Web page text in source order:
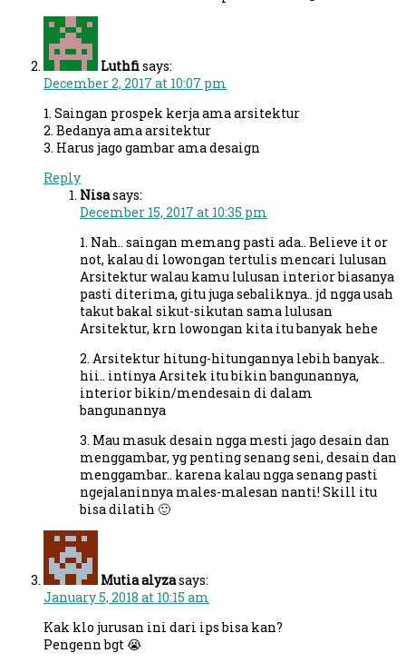
Luthfisays:
December 2, 2017 at 10:07 pm
1. Saingan prospek kerja ama arsitektur
2. Bedanya ama arsitektur
3. Harus jago gambar ama desaign
Reply
Nisasays:
December 15, 2017 at 10:35 pm
1. Nah.. saingan memang pasti ada.. Believe it or
not, kalau di lowongan tertulis mencari lulusan
Arsitektur walau kamu lulusan interior biasanya
pasti diterima, gitu juga sebaliknya.. jd ngga usah
takut bakal sikut-sikutan sama lulusan
Arsitektur, krn lowongan kita itu banyak hehe
2. Arsitektur hitung-hitungannya lebih banyak..
hii.. intinya Arsitek itu bikin bangunannya,
interior bikin/mendesain di dalam
bangunannya
3. Mau masuk desain ngga mesti jago desain dan
menggambar, yg penting senang seni, desain dan
menggambar.. karena kalau ngga senang pasti
ngejalaninnya males-malesan nanti! Skill itu
bisa dilatih 🙂
Mutia alyzasays:
January 5, 2018 at 10:15 am
Kak klo jurusan ini dari ips bisa kan?
Pengenn bgt 😭